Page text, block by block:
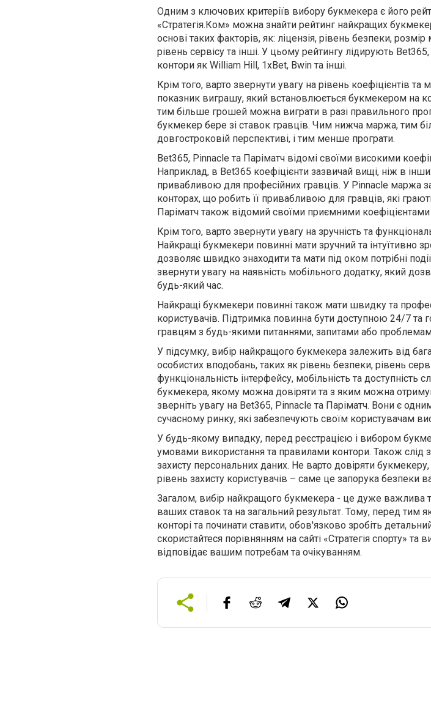
Одним з ключових критеріїв вибору букмекера є його
«Стратегія.Ком» можна знайти рейтинг найкращих
основі таких факторів, як: ліцензія, рівень безпеки,
рівень сервісу та інші. У цьому рейтингу лідирують
контори як William Hill, 1xBet, Bwin та інші.
Крім того, варто звернути увагу на рівень коефіцієнтів
показник виграшу, який встановлюється букмекером на
тим більше грошей можна виграти в разі правильного
букмекер бере зі ставок гравців. Чим нижча маржа, тим
довгостроковій перспективі, і тим менше програти.
Bet365, Pinnacle та Паріматч відомі своїми високими
Наприклад, в Bet365 коефіцієнти зазвичай вищі, ніж в
привабливою для професійних гравців. У Pinnacle маржа
конторах, що робить її привабливою для гравців, які
Паріматч також відомий своїми приємними
Крім того, варто звернути увагу на зручність та
Найкращі букмекери повинні мати зручний та інтуїтивно
дозволяє швидко знаходити та мати під оком потрібні
звернути увагу на наявність мобільного додатку, який
будь-який час.
Найкращі букмекери повинні також мати швидку та
користувачів. Підтримка повинна бути доступною 24/7 та
гравцям з будь-якими питаннями, запитами або
У підсумку, вибір найкращого букмекера залежить від
особистих вподобань, таких як рівень безпеки, рівень
функціональність інтерфейсу, мобільність та
букмекера, якому можна довіряти та з яким можна
зверніть увагу на Bet365, Pinnacle та Паріматч. Вони є
сучасному ринку, які забезпечують своїм користувачам
У будь-якому випадку, перед реєстрацією і вибором
умовами використання та правилами контори. Також слід
захисту персональних даних. Не варто довіряти
рівень захисту користувачів – саме це запорука безпеки
Загалом, вибір найкращого букмекера - це дуже важлива
ваших ставок та на загальний результат. Тому, перед тим
конторі та починати ставити, обов'язково зробіть
скористайтеся порівнянням на сайті «Стратегія спорту» та
відповідає вашим потребам та очікуванням.